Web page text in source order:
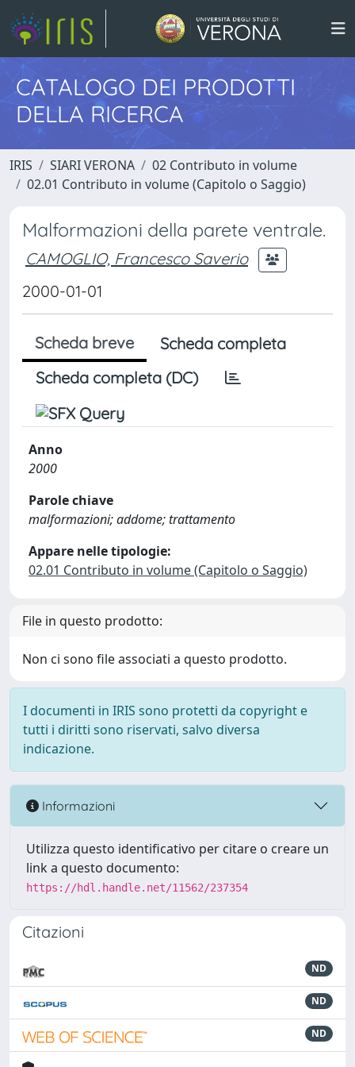
CATALOGO DEI PRODOTTI
DELLA RICERCA
IRIS SIARI VERONA
02 Contributo in volume
02.01 Contributo in volume (Capitolo o Saggio)
Malformazioni della parete ventrale.
CAMOGLIO, Francesco Saverio
2000-01-01
Scheda breve
Scheda completa
Scheda completa (DC)
Anno
2000
Parole chiave
malformazioni; addome; trattamento
Appare nelle tipologie:
02.01 Contributo in volume (Capitolo o Saggio)
File in questo prodotto:
Non ci sono file associati a questo prodotto.
I documenti in IRIS sono protetti da copyright e
tutti i diritti sono riservati, salvo diversa
indicazione.
Informazioni
Utilizza questo identificativo per citare o creare un
link a questo documento:
https://hdl.handle.net/11562/237354
Citazioni
ND
ND
ND